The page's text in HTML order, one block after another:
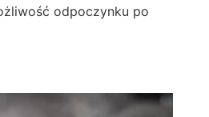
odpoczynku po